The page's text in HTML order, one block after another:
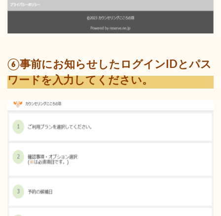
⑥事前にお知らせしたログインIDとパス
ワードを入力してください。